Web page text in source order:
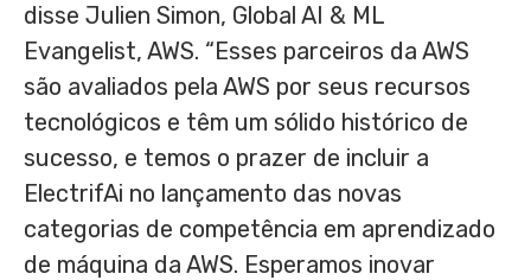
disse Julien Simon, Global AI & ML
Evangelist, AWS. “Esses parceiros da AWS
são avaliados pela AWS por seus recursos
tecnológicos e têm um sólido histórico de
sucesso, e temos o prazer de incluir a
ElectrifAi no lançamento das novas
categorias de competência em aprendizado
de máquina da AWS. Esperamos inovar